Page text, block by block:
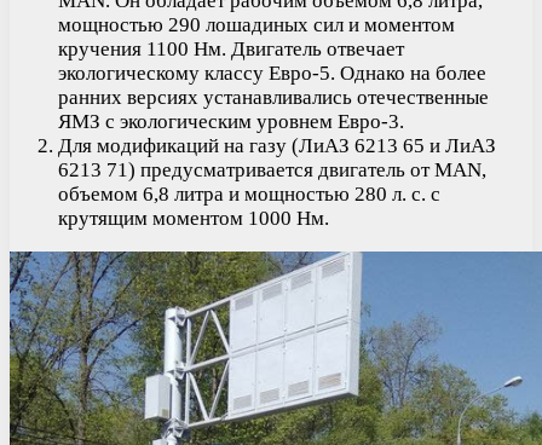
мощностью 290 лошадиных сил и моментом
кручения 1100 Нм. Двигатель отвечает
экологическому классу Евро-5. Однако на более
ранних версиях устанавливались отечественные
ЯМЗ с экологическим уровнем Евро-3.
Для модификаций на газу (ЛиАЗ 6213 65 и ЛиАЗ
6213 71) предусматривается двигатель от MAN,
объемом 6,8 литра и мощностью 280 л. с. с
крутящим моментом 1000 Нм.